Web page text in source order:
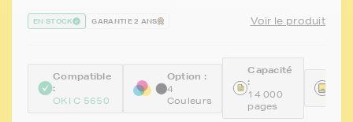
EN STOCK GARANTIE 2 ANS Voir le produit
Compatible
:
OKI C 5650
Option :
4
Couleurs
Capacité
:
14 000
pages